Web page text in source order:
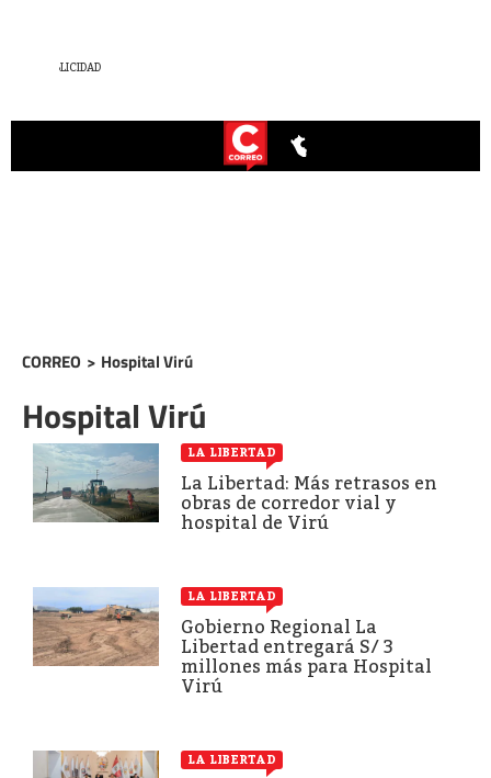
CORREO > Hospital Virú
Hospital Virú
LA LIBERTAD
La Libertad: Más retrasos en
obras de corredor vial y
hospital de Virú
LA LIBERTAD
Gobierno Regional La
Libertad entregará S/ 3
millones más para Hospital
Virú
LA LIBERTAD